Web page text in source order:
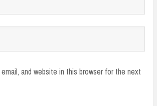
and website in this browser for the next